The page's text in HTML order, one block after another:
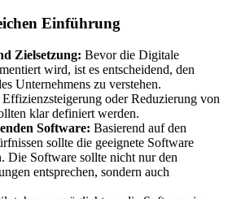
Einführung
Zielsetzung: Bevor die Digitale
wird, ist es entscheidend, den
Unternehmens zu verstehen.
oder Reduzierung von
klar definiert werden.
Software: Basierend auf den
sollte die geeignete Software
Die Software sollte nicht nur den
entsprechen, sondern auch